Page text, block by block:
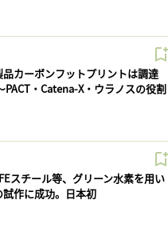
品カーボンフットプリントは調達
PACT・Catena-X・ウラノスの役割
スチール等、グリーン水素を用い
試作に成功。日本初